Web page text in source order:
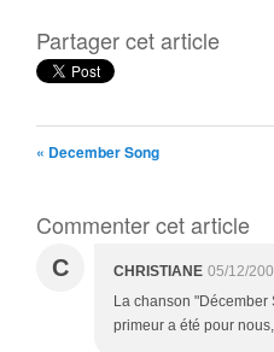
Partager cet article
« December Song
Commenter cet article
C CHRISTIANE 05/12/
La chanson "Décember
primeur a été pour